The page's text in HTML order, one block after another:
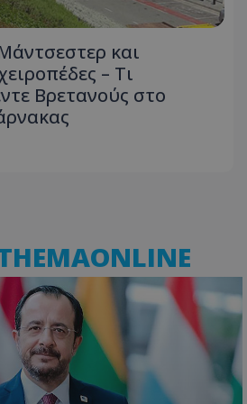
και
– Τι
Βρετανούς στο